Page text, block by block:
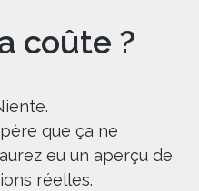
coûte ?
que ça ne
eu un aperçu de
réelles.